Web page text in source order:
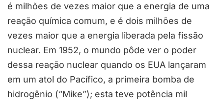
é milhões de vezes maior que a energia de uma
reação química comum, e é dois milhões de
vezes maior que a energia liberada pela fissão
nuclear. Em 1952, o mundo pôde ver o poder
dessa reação nuclear quando os EUA lançaram
em um atol do Pacífico, a primeira bomba de
hidrogênio (“Mike”); esta teve potência mil